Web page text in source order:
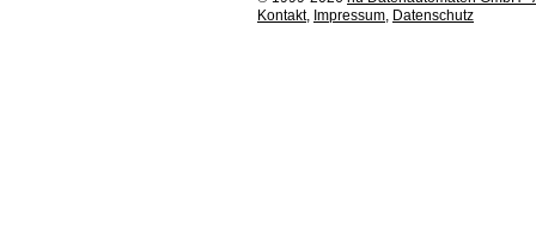
Kontakt, Impressum, Datenschutz